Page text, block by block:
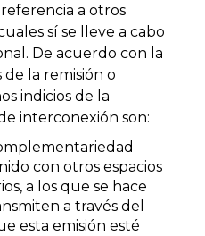
a otros
sí se lleve a cabo
De acuerdo con la
la remisión o
indicios de la
interconexión son:
con otros espacios
a los que se hace
a través del
esta emisión esté